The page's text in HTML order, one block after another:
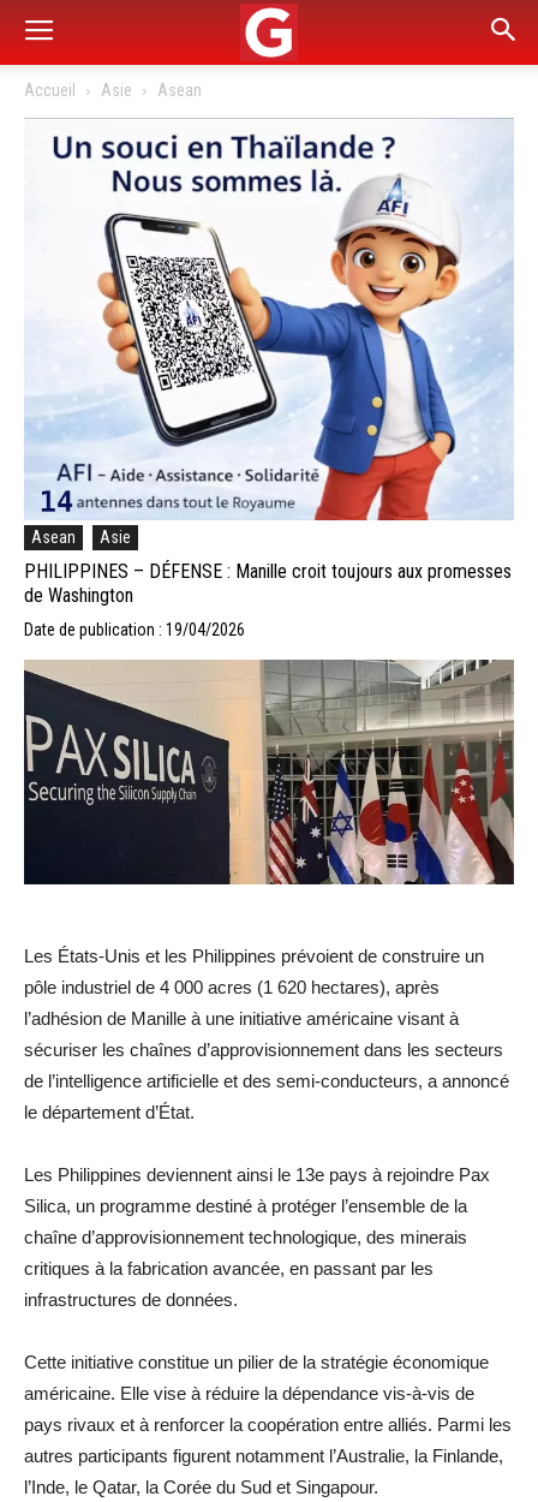
Accueil Asie Asean
Asean Asie
PHILIPPINES – DÉFENSE : Manille croit toujours aux promesses
de Washington
Date de publication : 19/04/2026
Les États-Unis et les Philippines prévoient de construire un
pôle industriel de 4 000 acres (1 620 hectares), après
l’adhésion de Manille à une initiative américaine visant à
sécuriser les chaînes d’approvisionnement dans les secteurs
de l’intelligence artificielle et des semi-conducteurs, a annoncé
le département d’État.
Les Philippines deviennent ainsi le 13e pays à rejoindre Pax
Silica, un programme destiné à protéger l’ensemble de la
chaîne d’approvisionnement technologique, des minerais
critiques à la fabrication avancée, en passant par les
infrastructures de données.
Cette initiative constitue un pilier de la stratégie économique
américaine. Elle vise à réduire la dépendance vis-à-vis de
pays rivaux et à renforcer la coopération entre alliés. Parmi les
autres participants figurent notamment l’Australie, la Finlande,
l’Inde, le Qatar, la Corée du Sud et Singapour.